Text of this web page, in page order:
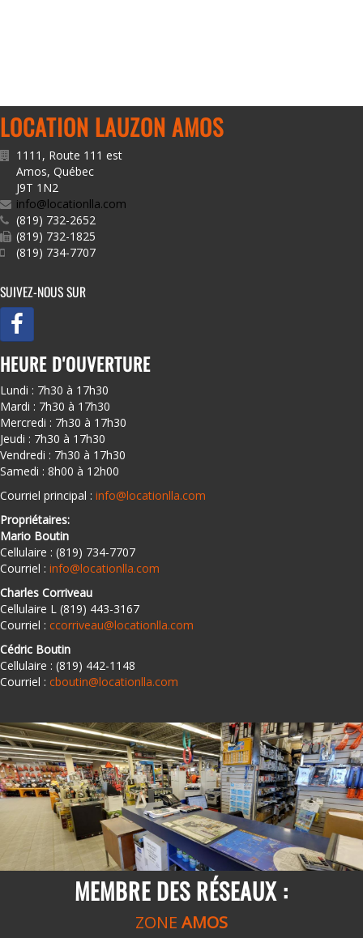
LOCATION LAUZON AMOS
1111, Route 111 est
Amos, Québec
J9T 1N2
info@locationlla.com
(819) 732-2652
(819) 732-1825
(819) 734-7707
SUIVEZ-NOUS SUR
HEURE D'OUVERTURE
Lundi : 7h30 à 17h30
Mardi : 7h30 à 17h30
Mercredi : 7h30 à 17h30
Jeudi : 7h30 à 17h30
Vendredi : 7h30 à 17h30
Samedi : 8h00 à 12h00
Courriel principal : info@locationlla.com
Propriétaires:
Mario Boutin
Cellulaire : (819) 734-7707
Courriel : info@locationlla.com
Charles Corriveau
Cellulaire L (819) 443-3167
Courriel : ccorriveau@locationlla.com
Cédric Boutin
Cellulaire : (819) 442-1148
Courriel : cboutin@locationlla.com
MEMBRE DES RÉSEAUX :
ZONE AMOS